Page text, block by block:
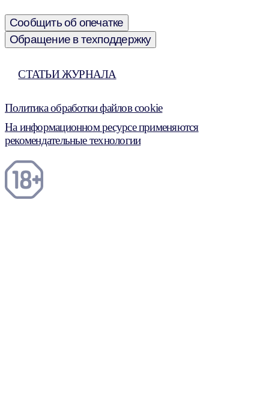
Сообщить об опечатке
Обращение в техподдержку
СТАТЬИ ЖУРНАЛА
Политика обработки файлов cookie
На информационном ресурсе применяются
рекомендательные технологии